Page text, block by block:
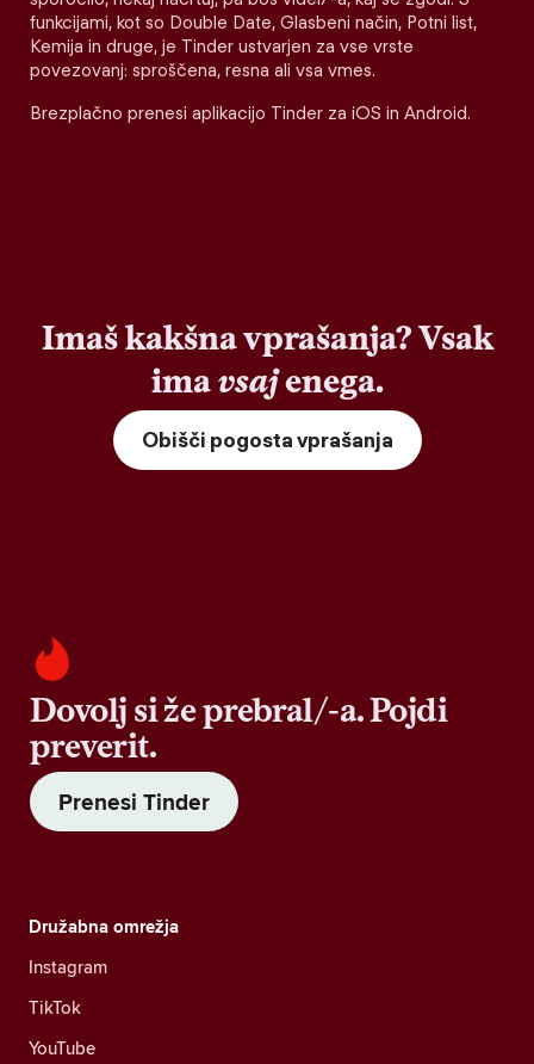
funkcijami, kot so Double Date, Glasbeni način, Potni list,
Kemija in druge, je Tinder ustvarjen za vse vrste
povezovanj: sproščena, resna ali vsa vmes.
Brezplačno prenesi aplikacijo Tinder za iOS in Android.
Imaš kakšna vprašanja? Vsak
imavsajenega.
Obišči pogosta vprašanja
Dovolj si že prebral/-a. Pojdi
preverit.
Prenesi Tinder
Družabna omrežja
Instagram
TikTok
YouTube